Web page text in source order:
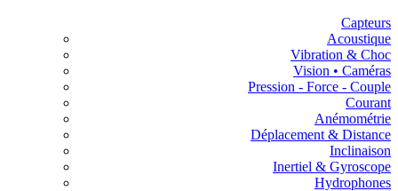
Capteurs
Acoustique
Vibration & Choc
Vision • Caméras
Pression - Force - Couple
Courant
Anémométrie
Déplacement & Distance
Inclinaison
Inertiel & Gyroscope
Hydrophones